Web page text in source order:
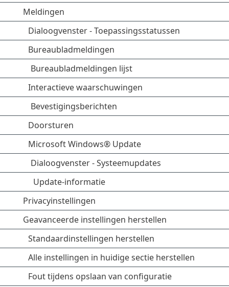
Meldingen
Dialoogvenster - Toepassingsstatussen
Bureaubladmeldingen
Bureaubladmeldingen lijst
Interactieve waarschuwingen
Bevestigingsberichten
Doorsturen
Microsoft Windows® Update
Dialoogvenster - Systeemupdates
Update-informatie
Privacyinstellingen
Geavanceerde instellingen herstellen
Standaardinstellingen herstellen
Alle instellingen in huidige sectie herstellen
Fout tijdens opslaan van configuratie